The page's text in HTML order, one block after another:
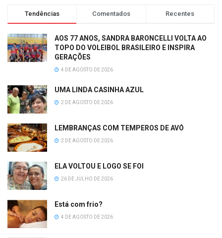
Tendências Comentados Recentes
AOS 77 ANOS, SANDRA BARONCELLI VOLTA AO
TOPO DO VOLEIBOL BRASILEIRO E INSPIRA
GERAÇÕES
4 DE AGOSTO DE 2026
UMA LINDA CASINHA AZUL
2 DE AGOSTO DE 2026
LEMBRANÇAS COM TEMPEROS DE AVÓ
2 DE AGOSTO DE 2026
ELA VOLTOU E LOGO SE FOI
26 DE JULHO DE 2026
Está com frio?
4 DE AGOSTO DE 2026